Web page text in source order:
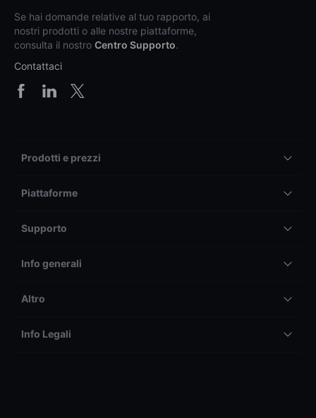
Se hai domande relative al tuo rapporto, ai
nostri prodotti o alle nostre piattaforme,
consulta il nostro Centro Supporto.
Contattaci
Prodotti e prezzi
Piattaforme
Supporto
Info generali
Altro
Info Legali